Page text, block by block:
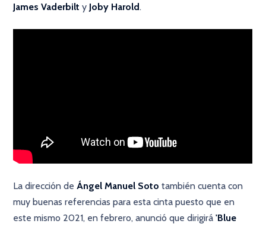
James Vaderbilty Joby Harold.
La dirección de Ángel Manuel Soto también cuenta con
muy buenas referencias para esta cinta puesto que en
este mismo 2021, en febrero, anunció que dirigirá 'Blue